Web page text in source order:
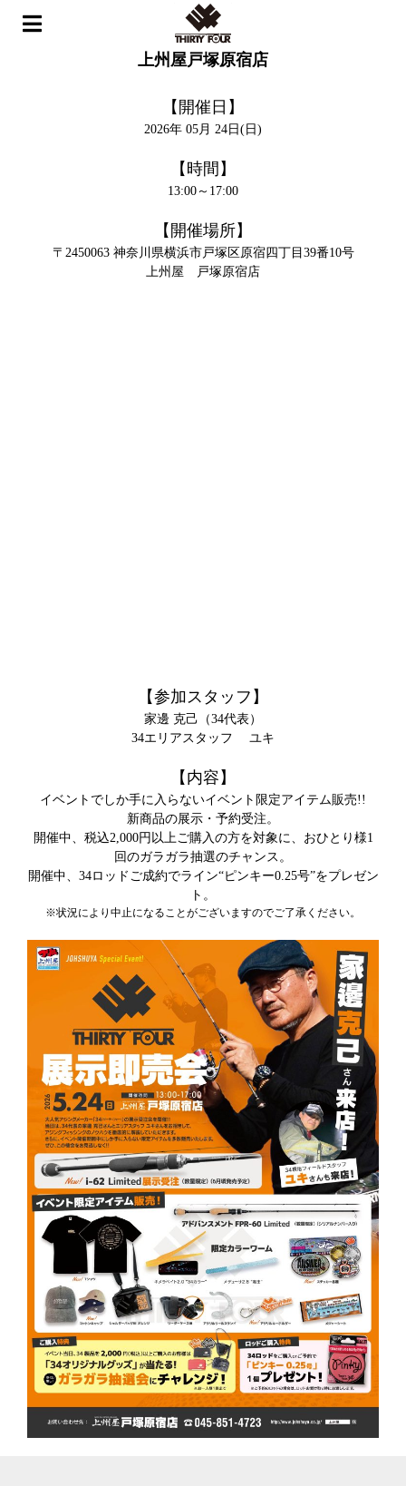
ホーム 上州屋戸塚原宿店
上州屋戸塚原宿店
【開催日】
2026年 05月 24日(日)
【時間】
13:00～17:00
【開催場所】
〒2450063 神奈川県横浜市戸塚区原宿四丁目39番10号
上州屋 戸塚原宿店
【参加スタッフ】
家邊 克己（34代表）
34エリアスタッフ ユキ
【内容】
イベントでしか手に入らないイベント限定アイテム販売!!
新商品の展示・予約受注。
開催中、税込2,000円以上ご購入の方を対象に、おひとり様1
回のガラガラ抽選のチャンス。
開催中、34ロッドご成約でライン“ピンキー0.25号”をプレゼン
ト。
※状況により中止になることがございますのでご了承ください。